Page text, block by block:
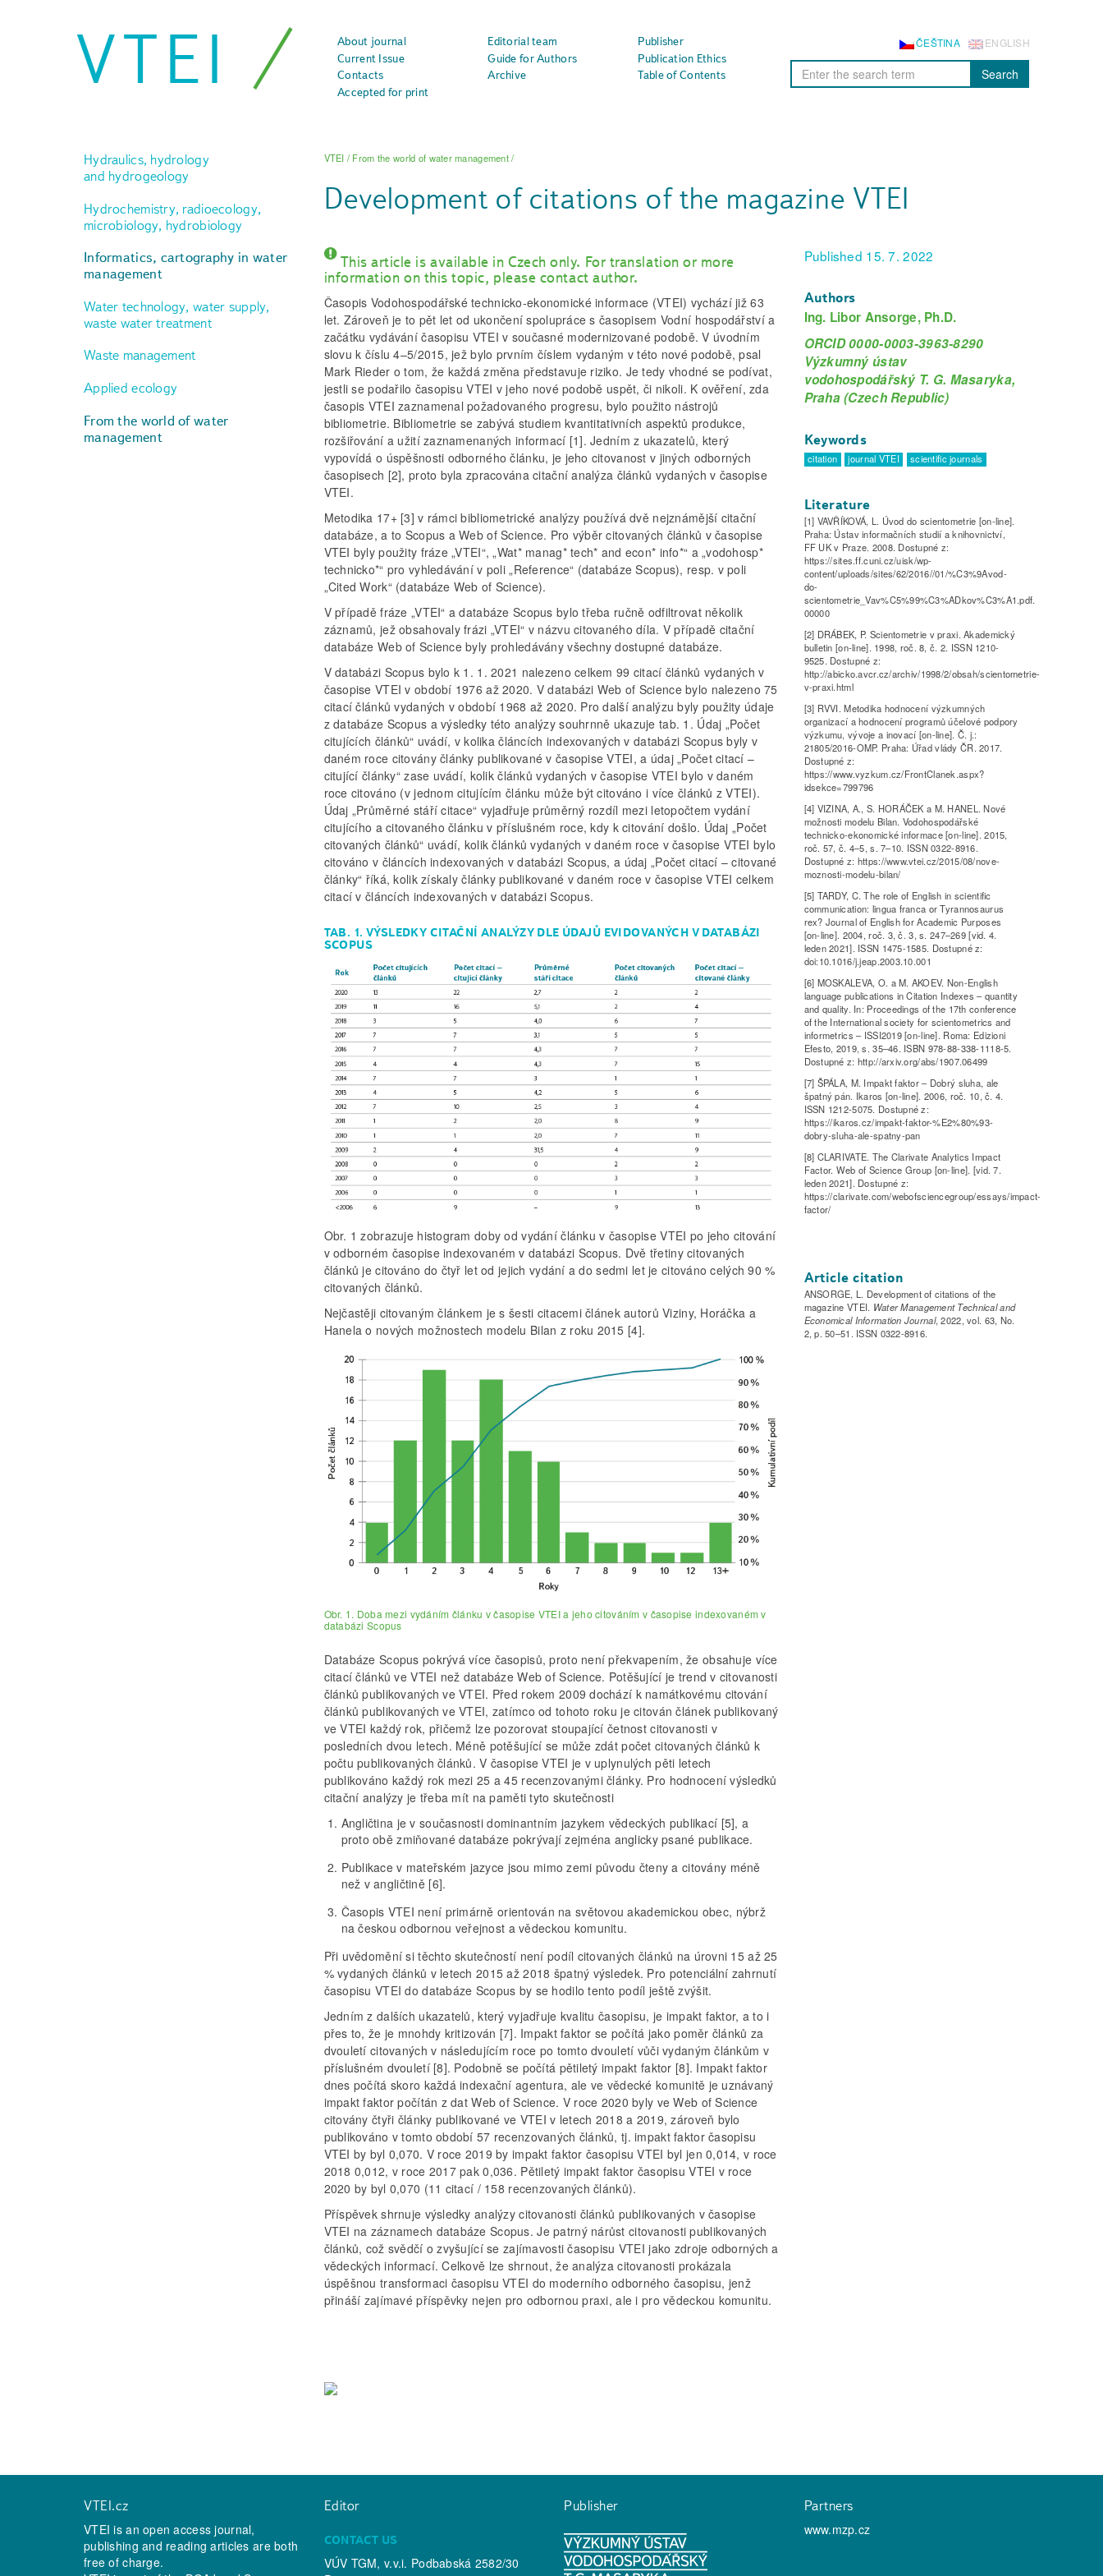
VTEI About journal Editorial team
Publisher
Current Issue
Guide for Authors
Publication Ethics
Contacts
Archive
Table of Contents
Accepted for print
ENGLISH
ČEŠTINA
Search
Hydraulics, hydrology
and hydrogeology
Hydrochemistry, radioecology,
microbiology, hydrobiology
Informatics, cartography in water
management
Water technology, water supply,
waste water treatment
Waste management
Applied ecology
From the world of water
management
VTEI / From the world of water management/
Development of citations of the magazine VTEI
This article is available in Czech only. For translation or more
information on this topic, please contact author.
Časopis Vodohospodářské technicko-ekonomické informace (VTEI) vychází již 63
let. Zároveň je to pět let od ukončení spolupráce s časopisem Vodní hospodářství a
začátku vydávání časopisu VTEI v současné modernizované podobě. V úvodním
slovu k číslu 4–5/2015, jež bylo prvním číslem vydaným v této nové podobě, psal
Mark Rieder o tom, že každá změna představuje riziko. Je tedy vhodné se podívat,
jestli se podařilo časopisu VTEI v jeho nové podobě uspět, či nikoli. K ověření, zda
časopis VTEI zaznamenal požadovaného progresu, bylo použito nástrojů
bibliometrie. Bibliometrie se zabývá studiem kvantitativních aspektů produkce,
rozšiřování a užití zaznamenaných informací [1]. Jedním z ukazatelů, který
vypovídá o úspěšnosti odborného článku, je jeho citovanost v jiných odborných
časopisech [2], proto byla zpracována citační analýza článků vydaných v časopise
VTEI.
Metodika 17+ [3] v rámci bibliometrické analýzy používá dvě nejznámější citační
databáze, a to Scopus a Web of Science. Pro výběr citovaných článků v časopise
VTEI byly použity fráze „VTEI“, „Wat* manag* tech* and econ* info*“ a „vodohosp*
technicko*“ pro vyhledávání v poli „Reference“ (databáze Scopus), resp. v poli
„Cited Work“ (databáze Web of Science).
V případě fráze „VTEI“ a databáze Scopus bylo třeba ručně odfiltrovat několik
záznamů, jež obsahovaly frázi „VTEI“ v názvu citovaného díla. V případě citační
databáze Web of Science byly prohledávány všechny dostupné databáze.
V databázi Scopus bylo k 1. 1. 2021 nalezeno celkem 99 citací článků vydaných v
časopise VTEI v období 1976 až 2020. V databázi Web of Science bylo nalezeno 75
citací článků vydaných v období 1968 až 2020. Pro další analýzu byly použity údaje
z databáze Scopus a výsledky této analýzy souhrnně ukazuje tab. 1. Údaj „Počet
citujících článků“ uvádí, v kolika článcích indexovaných v databázi Scopus byly v
daném roce citovány články publikované v časopise VTEI, a údaj „Počet citací –
citující články“ zase uvádí, kolik článků vydaných v časopise VTEI bylo v daném
roce citováno (v jednom citujícím článku může být citováno i více článků z VTEI).
Údaj „Průměrné stáří citace“ vyjadřuje průměrný rozdíl mezi letopočtem vydání
citujícího a citovaného článku v příslušném roce, kdy k citování došlo. Údaj „Počet
citovaných článků“ uvádí, kolik článků vydaných v daném roce v časopise VTEI bylo
citováno v článcích indexovaných v databázi Scopus, a údaj „Počet citací – citované
články“ říká, kolik získaly články publikované v daném roce v časopise VTEI celkem
citací v článcích indexovaných v databázi Scopus.
TAB. 1. VÝSLEDKY CITAČNÍ ANALÝZY DLE ÚDAJŮ EVIDOVANÝCH V DATABÁZI
SCOPUS
Obr. 1 zobrazuje histogram doby od vydání článku v časopise VTEI po jeho citování
v odborném časopise indexovaném v databázi Scopus. Dvě třetiny citovaných
článků je citováno do čtyř let od jejich vydání a do sedmi let je citováno celých 90 %
citovaných článků.
Nejčastěji citovaným článkem je s šesti citacemi článek autorů Viziny, Horáčka a
Hanela o nových možnostech modelu Bilan z roku 2015 [4].
Obr. 1. Doba mezi vydáním článku v časopise VTEI a jeho citováním v časopise indexovaném v
databázi Scopus
Databáze Scopus pokrývá více časopisů, proto není překvapením, že obsahuje více
citací článků ve VTEI než databáze Web of Science. Potěšující je trend v citovanosti
článků publikovaných ve VTEI. Před rokem 2009 dochází k namátkovému citování
článků publikovaných ve VTEI, zatímco od tohoto roku je citován článek publikovaný
ve VTEI každý rok, přičemž lze pozorovat stoupající četnost citovanosti v
posledních dvou letech. Méně potěšující se může zdát počet citovaných článků k
počtu publikovaných článků. V časopise VTEI je v uplynulých pěti letech
publikováno každý rok mezi 25 a 45 recenzovanými články. Pro hodnocení výsledků
citační analýzy je třeba mít na paměti tyto skutečnosti
Angličtina je v současnosti dominantním jazykem vědeckých publikací [5], a
proto obě zmiňované databáze pokrývají zejména anglicky psané publikace.
Publikace v mateřském jazyce jsou mimo zemi původu čteny a citovány méně
než v angličtině [6].
Časopis VTEI není primárně orientován na světovou akademickou obec, nýbrž
na českou odbornou veřejnost a vědeckou komunitu.
Při uvědomění si těchto skutečností není podíl citovaných článků na úrovni 15 až 25
% vydaných článků v letech 2015 až 2018 špatný výsledek. Pro potenciální zahrnutí
časopisu VTEI do databáze Scopus by se hodilo tento podíl ještě zvýšit.
Jedním z dalších ukazatelů, který vyjadřuje kvalitu časopisu, je impakt faktor, a to i
přes to, že je mnohdy kritizován [7]. Impakt faktor se počítá jako poměr článků za
dvouletí citovaných v následujícím roce po tomto dvouletí vůči vydaným článkům v
příslušném dvouletí [8]. Podobně se počítá pětiletý impakt faktor [8]. Impakt faktor
dnes počítá skoro každá indexační agentura, ale ve vědecké komunitě je uznávaný
impakt faktor počítán z dat Web of Science. V roce 2020 byly ve Web of Science
citovány čtyři články publikované ve VTEI v letech 2018 a 2019, zároveň bylo
publikováno v tomto období 57 recenzovaných článků, tj. impakt faktor časopisu
VTEI by byl 0,070. V roce 2019 by impakt faktor časopisu VTEI byl jen 0,014, v roce
2018 0,012, v roce 2017 pak 0,036. Pětiletý impakt faktor časopisu VTEI v roce
2020 by byl 0,070 (11 citací / 158 recenzovaných článků).
Příspěvek shrnuje výsledky analýzy citovanosti článků publikovaných v časopise
VTEI na záznamech databáze Scopus. Je patrný nárůst citovanosti publikovaných
článků, což svědčí o zvyšující se zajímavosti časopisu VTEI jako zdroje odborných a
vědeckých informací. Celkově lze shrnout, že analýza citovanosti prokázala
úspěšnou transformaci časopisu VTEI do moderního odborného časopisu, jenž
přináší zajímavé příspěvky nejen pro odbornou praxi, ale i pro vědeckou komunitu.
Published 15. 7. 2022
Authors
Ing. Libor Ansorge, Ph.D.
ORCID 0000-0003-3963-8290
Výzkumný ústav
vodohospodářský T. G. Masaryka,
Praha (Czech Republic)
Keywords
citation journal VTEI scientific journals
Literature
[1] VAVŘÍKOVÁ, L. Úvod do scientometrie [on-line].
Praha: Ústav informačních studií a knihovnictví,
FF UK v Praze. 2008. Dostupné z:
https://sites.ff.cuni.cz/uisk/wp-
content/uploads/sites/62/2016//01/%C3%9Avod-
do-
scientometrie_Vav%C5%99%C3%ADkov%C3%A1.pdf.
00000
[2] DRÁBEK, P. Scientometrie v praxi. Akademický
bulletin [on-line]. 1998, roč. 8, č. 2. ISSN 1210-
9525. Dostupné z:
http://abicko.avcr.cz/archiv/1998/2/obsah/scientometrie-
v-praxi.html
[3] RVVI. Metodika hodnocení výzkumných
organizací a hodnocení programů účelové podpory
výzkumu, vývoje a inovací [on-line]. Č. j.:
21805/2016-OMP. Praha: Úřad vlády ČR. 2017.
Dostupné z:
https://www.vyzkum.cz/FrontClanek.aspx?
idsekce=799796
[4] VIZINA, A., S. HORÁČEK a M. HANEL. Nové
možnosti modelu Bilan. Vodohospodářské
technicko-ekonomické informace [on-line]. 2015,
roč. 57, č. 4–5, s. 7–10. ISSN 0322-8916.
Dostupné z: https://www.vtei.cz/2015/08/nove-
moznosti-modelu-bilan/
[5] TARDY, C. The role of English in scientific
communication: lingua franca or Tyrannosaurus
rex? Journal of English for Academic Purposes
[on-line]. 2004, roč. 3, č. 3, s. 247–269 [vid. 4.
leden 2021]. ISSN 1475-1585. Dostupné z:
doi:10.1016/j.jeap.2003.10.001
[6] MOSKALEVA, O. a M. AKOEV. Non-English
language publications in Citation Indexes – quantity
and quality. In: Proceedings of the 17th conference
of the International society for scientometrics and
informetrics – ISSI2019 [on-line]. Roma: Edizioni
Efesto, 2019, s. 35–46. ISBN 978-88-338-1118-5.
Dostupné z: http://arxiv.org/abs/1907.06499
[7] ŠPÁLA, M. Impakt faktor – Dobrý sluha, ale
špatný pán. Ikaros [on-line]. 2006, roč. 10, č. 4.
ISSN 1212-5075. Dostupné z:
https://ikaros.cz/impakt-faktor-%E2%80%93-
dobry-sluha-ale-spatny-pan
[8] CLARIVATE. The Clarivate Analytics Impact
Factor. Web of Science Group [on-line]. [vid. 7.
leden 2021]. Dostupné z:
https://clarivate.com/webofsciencegroup/essays/impact-
factor/
Article citation
ANSORGE, L. Development of citations of the
magazine VTEI. Water Management Technical and
Economical Information Journal, 2022, vol. 63, No.
2, p. 50–51. ISSN 0322-8916.
VTEI.cz
VTEI is an open access journal,
publishing and reading articles are both
free of charge.
Editor
CONTACT US
VÚV TGM, v.v.i. Podbabská 2582/30
Publisher
Partners
www.mzp.cz